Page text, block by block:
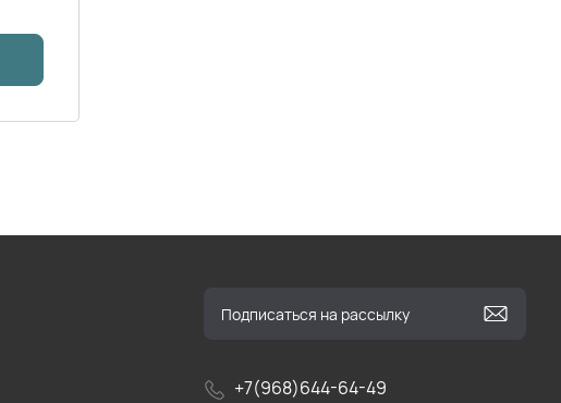
+7(968)644-64-49